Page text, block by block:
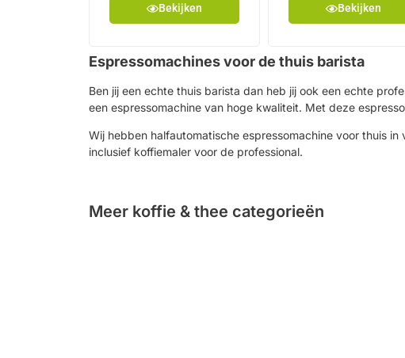
Bekijken Bekijken
Espressomachines voor de thuis barista
Ben jij een echte thuis barista dan heb jij ook een echte
een espressomachine van hoge kwaliteit. Met deze
Wij hebben halfautomatische espressomachine voor thuis
inclusief koffiemaler voor de professional.
Meer koffie & thee categorieën